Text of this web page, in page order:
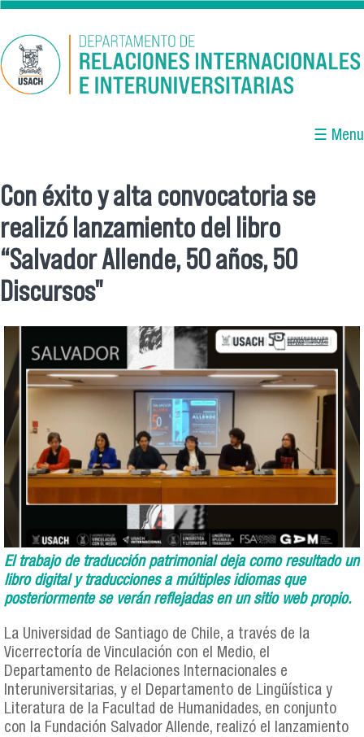
Pasar al contenido principal
☰ Menu
Se encuentra usted aquí
Con éxito y alta convocatoria se
realizó lanzamiento del libro
“Salvador Allende, 50 años, 50
Discursos"
El trabajo de traducción patrimonial deja como resultado un
libro digital y traducciones a múltiples idiomas que
posteriormente se verán reflejadas en un sitio web propio.
La Universidad de Santiago de Chile, a través de la
Vicerrectoría de Vinculación con el Medio, el
Departamento de Relaciones Internacionales e
Interuniversitarias, y el Departamento de Lingüística y
Literatura de la Facultad de Humanidades, en conjunto
con la Fundación Salvador Allende, realizó el lanzamiento